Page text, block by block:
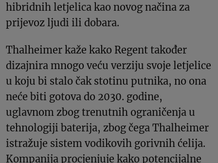
hibridnih letjelica kao novog načina za
prijevoz ljudi ili dobara.
Thalheimer kaže kako Regent također
dizajnira mnogo veću verziju svoje letjelice
u koju bi stalo čak stotinu putnika, no ona
neće biti gotova do 2030. godine,
uglavnom zbog trenutnih ograničenja u
tehnologiji baterija, zbog čega Thalheimer
istražuje sistem vodikovih gorivnih ćelija.
Kompanija procjenjuje kako potencijalne